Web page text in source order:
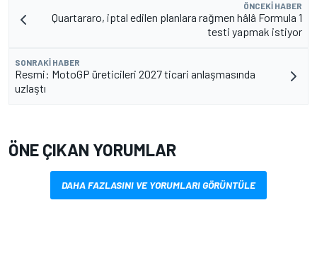
ÖNCEKI HABER
Quartararo, iptal edilen planlara rağmen hâlâ Formula 1
testi yapmak istiyor
SONRAKI HABER
Resmi: MotoGP üreticileri 2027 ticari anlaşmasında
uzlaştı
ÖNE ÇIKAN YORUMLAR
DAHA FAZLASINI VE YORUMLARI GÖRÜNTÜLE